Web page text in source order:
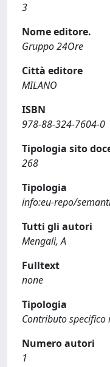
3
Nome editore.
Gruppo 24Ore
Città editore
MILANO
ISBN
978-88-324-7604-0
Tipologia sito
268
Tipologia
info:eu-repo/
Tutti gli autori
Mengali, A
Fulltext
none
Tipologia
Contributo
Numero autori
1